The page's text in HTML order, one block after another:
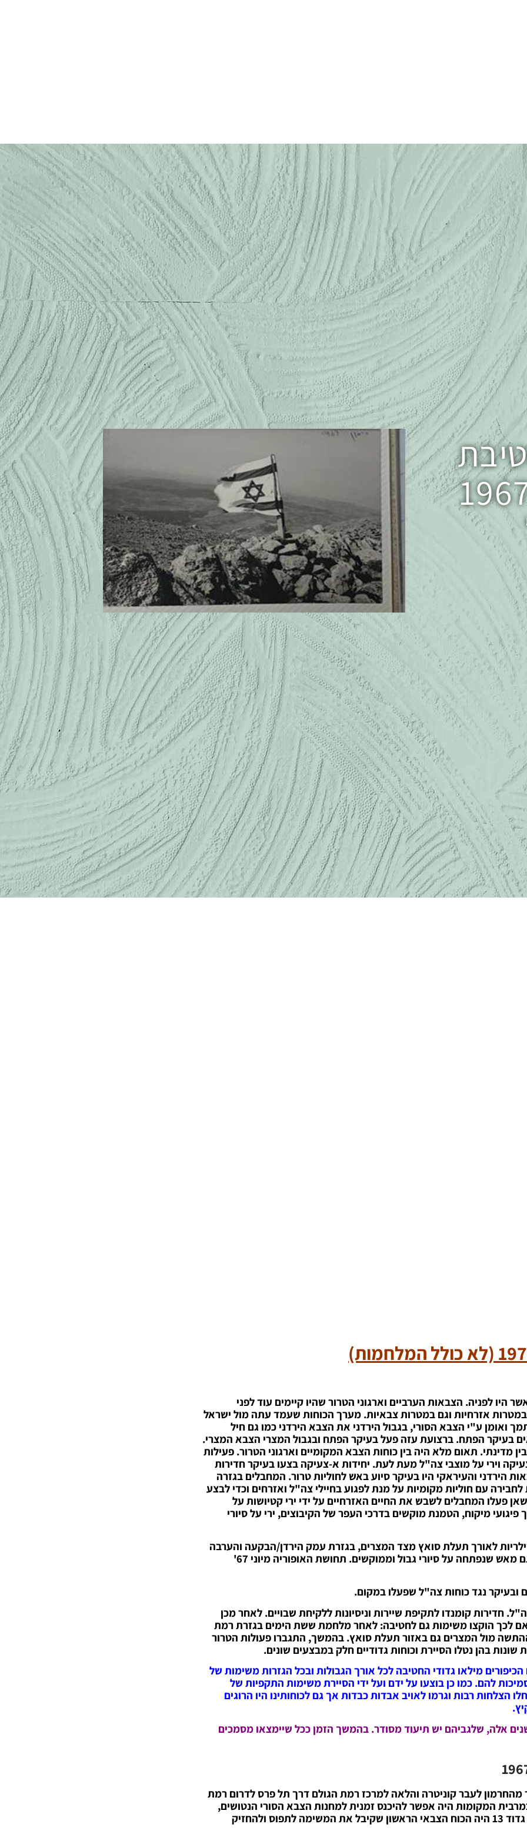
6: חטיבת
בין השנים: 1967
לפניה. הצבאות הערביים וארגוני הטרור שהיו קיימים עוד לפני
אזרחיות וגם במטרות צבאיות. מערך הכוחות שעמד עתה מול ישראל
ואומן ע"י הצבא הסורי, בגבול הירדני את הצבא הירדני כמו גם חיל
בעיקר הפתח. ברצועת עזה פעל בעיקר הפתח ובגבול המצרי הצבא המצרי.
מדינתי. תאום מלא היה בין כוחות הצבא המקומיים וארגוני הטרור. פעילות
וירי על מוצבי צה"ל מעת לעת. יחידות א-צעיקה בצעו בעיקר חדירות
הירדני והעיראקי היו בעיקר סיוע באש לחוליות טרור. המחבלים בגזרה
עם חוליות מקומיות על מנת לפגוע בחיילי צה"ל ואזרחים וכדי לבצע
פעלו המחבלים לשבש את החיים האזרחיים על ידי ירי קטיושות על
פיגועי מיקוח, הטמנת מוקשים בדרכי העפר של הקיבוצים, ירי על סיורי
כבר ביולי 1967: הפגזות ארטילריות לאורך תעלת סואץ מצד המצרים, בגזרת עמק הירדן/הבקעה והערבה
מצד הירדנים, וברמת הגולן מצד הסורים. חיילי צה"ל נפגעו גם מאש שנפתחה על סיורי גבול וממוקשים. תחושת האופוריה מיוני 67'
ובעיקר נגד כוחות צה"ל שפעלו במקום.
חדירות קומנדו לתקיפת שיירות וניסיונות ללקיחת שבויים. לאחר מכן
הוקצו משימות גם לחטיבה: לאחר מלחמת ששת הימים בגזרת רמת
מול המצרים גם באזור תעלת סואץ. בהמשך, התגברו פעולות הטרור
בהן נטלו הסיירת וכוחות גדודיים חלק במבצעים שונים.
מילאו גדודי החטיבה לכל אורך הגבולות ובכל הגזרות משימות של
להם. כמו כן בוצעו על ידם ועל ידי הסיירת משימות התקפיות של
הצלחות רבות וגרמו לאויב אבדות כבדות אך גם לכוחותינו היו הרוגים
אלה, שלגביהם יש תיעוד מסודר. בהמשך הזמן ככל שיימצאו מסמכים
לעבר קוניטרה והלאה למרכז רמת הגולם דרך תל פרס לדרום רמת
המקומות היה אפשר להיכנס זמנית למחנות הצבא הסורי הנטושים,
פסגת החרמון הייתה מקום שומם שיה צורך לבסס בו נוכחות. גדוד 13 היה הכוח הצבאי הראשון שקיבל את המשימה לתפוס ולהחזיק